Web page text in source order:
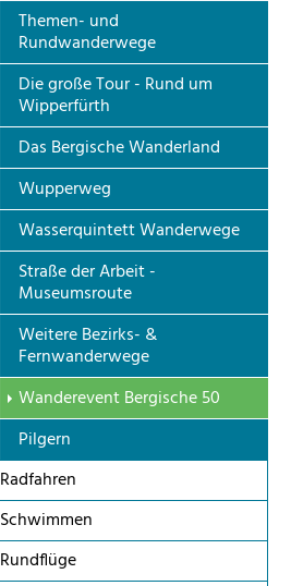
Themen- und
Rundwanderwege
Die große Tour - Rund um
Wipperfürth
Das Bergische Wanderland
Wupperweg
Wasserquintett Wanderwege
Straße der Arbeit -
Museumsroute
Weitere Bezirks- &
Fernwanderwege
Wanderevent Bergische 50
Pilgern
Radfahren
Schwimmen
Rundflüge